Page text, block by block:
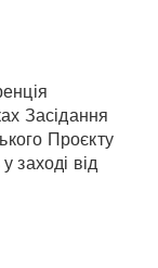
Засідання
Проєкту
заході від